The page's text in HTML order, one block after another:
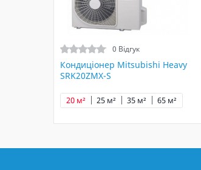
0 Відгук
Кондиціонер Mitsubishi Heavy
SRK20ZMX-S
20 м² 25 м² 35 м² 65 м²